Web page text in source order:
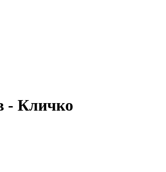
- Кличко